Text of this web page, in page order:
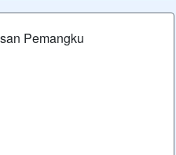
Pemangku